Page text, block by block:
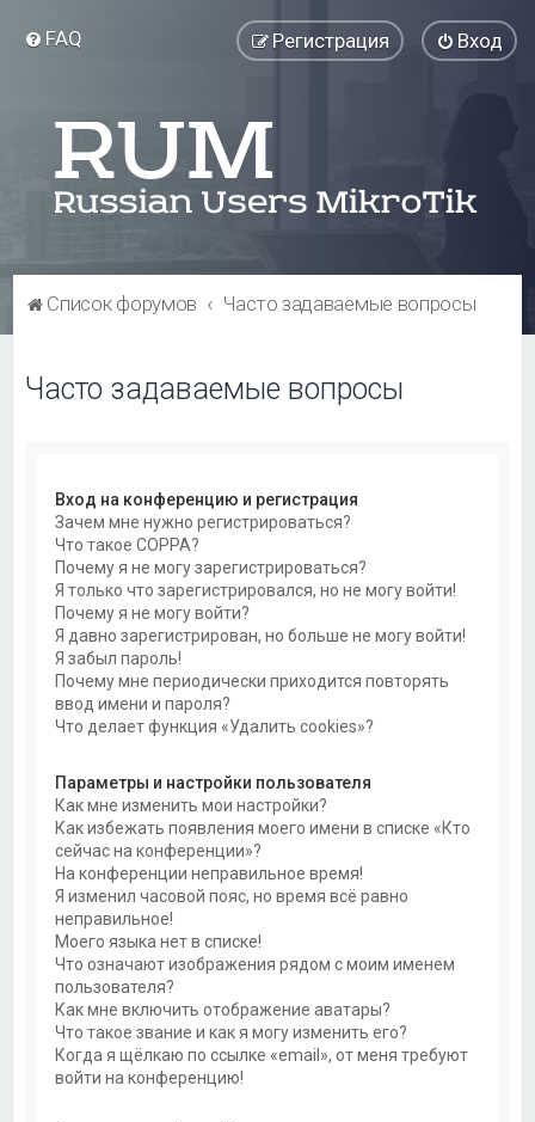
FAQ Вход
Регистрация
Список форумов Часто задаваемые вопросы
Часто задаваемые вопросы
Вход на конференцию и регистрация
Зачем мне нужно регистрироваться?
Что такое COPPA?
Почему я не могу зарегистрироваться?
Я только что зарегистрировался, но не могу войти!
Почему я не могу войти?
Я давно зарегистрирован, но больше не могу войти!
Я забыл пароль!
Почему мне периодически приходится повторять
ввод имени и пароля?
Что делает функция «Удалить cookies»?
Параметры и настройки пользователя
Как мне изменить мои настройки?
Как избежать появления моего имени в списке «Кто
сейчас на конференции»?
На конференции неправильное время!
Я изменил часовой пояс, но время всё равно
неправильное!
Моего языка нет в списке!
Что означают изображения рядом с моим именем
пользователя?
Как мне включить отображение аватары?
Что такое звание и как я могу изменить его?
Когда я щёлкаю по ссылке «email», от меня требуют
войти на конференцию!